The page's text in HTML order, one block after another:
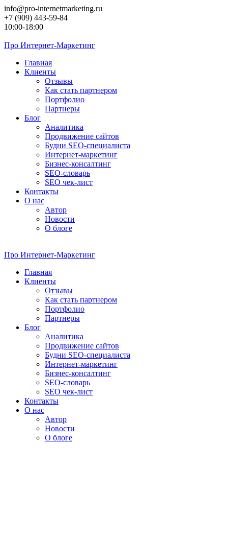
Перейти
к
контенту
info@pro-internetmarketing.ru
+7 (909) 443-59-84
10:00-18:00
Про Интернет-Маркетинг
Главная
Клиенты
Отзывы
Как стать партнером
Портфолио
Партнеры
Блог
Аналитика
Продвижение сайтов
Будни SEO-специалиста
Интернет-маркетинг
Бизнес-консалтинг
SEO-словарь
SEO чек-лист
Контакты
О нас
Автор
Новости
О блоге
Про Интернет-Маркетинг
Главная
Клиенты
Отзывы
Как стать партнером
Портфолио
Партнеры
Блог
Аналитика
Продвижение сайтов
Будни SEO-специалиста
Интернет-маркетинг
Бизнес-консалтинг
SEO-словарь
SEO чек-лист
Контакты
О нас
Автор
Новости
О блоге